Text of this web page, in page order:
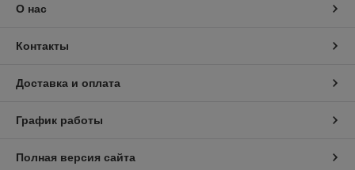
О нас
Контакты
Доставка и оплата
График работы
Полная версия сайта